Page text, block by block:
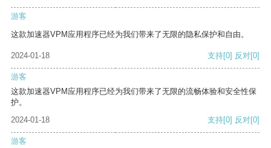
游客
这款加速器VPM应用程序已经为我们带来了无限的隐私保护和自由。
2024-01-18 支持[0] 反对[0]
游客
这款加速器VPM应用程序已经为我们带来了无限的流畅体验和安全性保
护。
2024-01-18
支持[0] 反对[0]
游客